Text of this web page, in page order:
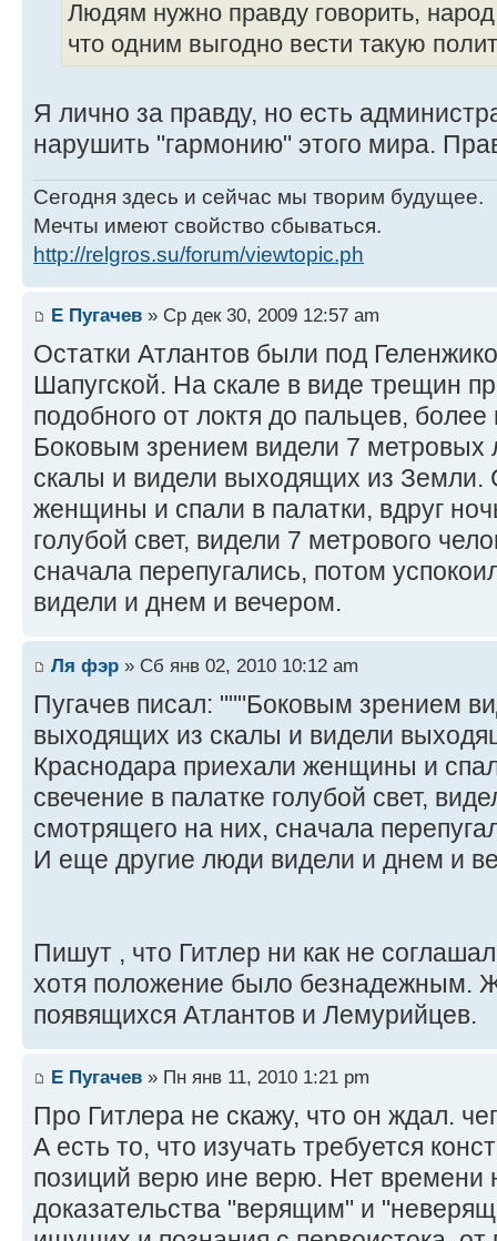
Людям нужно правду говорить,
что одним выгодно вести такую
Я лично за правду, но есть
нарушить "гармонию" этого мира.
Сегодня здесь и сейчас мы творим будущее.
Мечты имеют свойство сбываться.
http://relgros.su/forum/viewtopic.ph
Е Пугачев » Ср дек 30, 2009 12:57 am
Остатки Атлантов были под
Шапугской. На скале в виде трещин
подобного от локтя до пальцев,
Боковым зрением видели 7
скалы и видели выходящих из Земли.
женщины и спали в палатки, вдруг
голубой свет, видели 7 метрового
сначала перепугались, потом
видели и днем и вечером.
Ля фэр » Сб янв 02, 2010 10:12 am
Пугачев писал: """Боковым зрением
выходящих из скалы и видели
Краснодара приехали женщины и
свечение в палатке голубой свет,
смотрящего на них, сначала
И еще другие люди видели и днем и
Пишут , что Гитлер ни как не
хотя положение было безнадежным.
появящихся Атлантов и Лемурийцев.
Е Пугачев » Пн янв 11, 2010 1:21 pm
Про Гитлера не скажу, что он ждал.
А есть то, что изучать требуется
позиций верю ине верю. Нет времени
доказательства "верящим" и